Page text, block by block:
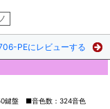
PEにレビューする
鍵盤 ■音色数：324音色